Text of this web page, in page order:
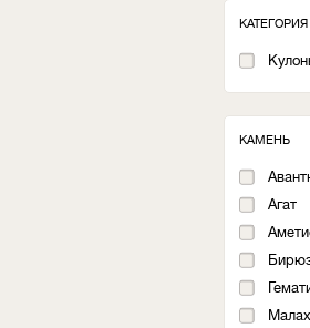
КАТЕГОРИЯ
КАМЕНЬ
Агат